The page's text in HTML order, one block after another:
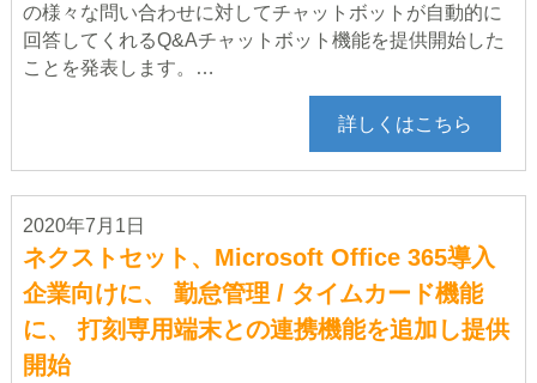
の様々な問い合わせに対してチャットボットが自動的に
回答してくれるQ&Aチャットボット機能を提供開始した
ことを発表します。…
詳しくはこちら
2020年7月1日
ネクストセット、Microsoft Office 365導入
企業向けに、 勤怠管理 / タイムカード機能
に、 打刻専用端末との連携機能を追加し提供
開始